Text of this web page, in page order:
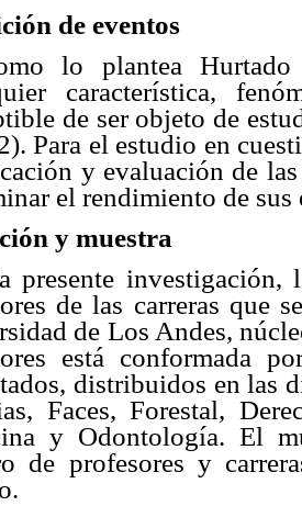
de eventos
lo plantea
característica,
de ser objeto de
Para el estudio en
y evaluación de
el rendimiento de sus
y muestra
presente investigación,
de las carreras que
de Los Andes,
está conformada
distribuidos en las
Faces, Forestal,
y Odontología. El
de profesores y